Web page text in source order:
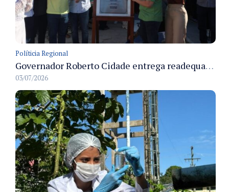
Políticia Regional
Governador Roberto Cidade entrega readequação do ambulatório da FCecon e amplia capacidade de atendimento oncológico em Manaus
03/07/2026